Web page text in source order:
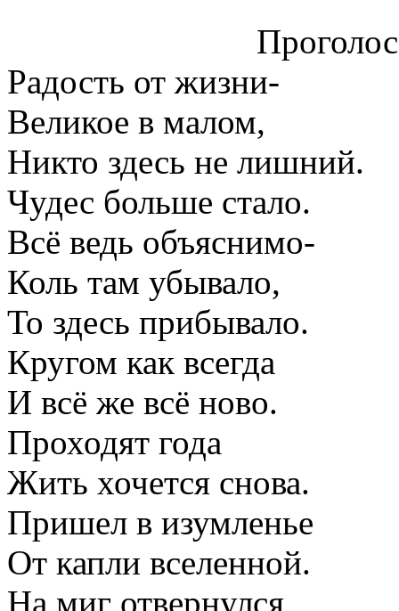
Радость от жизни-
Великое в малом,
Никто здесь не лишний.
Чудес больше стало.
Всё ведь объяснимо-
Коль там убывало,
То здесь прибывало.
Кругом как всегда
И всё же всё ново.
Проходят года
Жить хочется снова.
Пришел в изумленье
От капли вселенной.
На миг отвернулся